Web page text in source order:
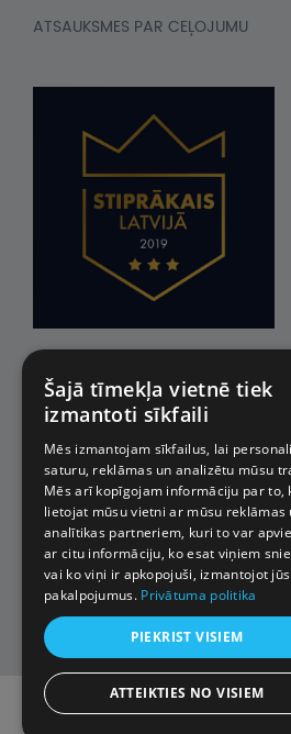
ATSAUKSMES PAR CEĻOJUMU
© 2026 Impro ceļojumi. Visas
tiesības aizsargātas.
Šajā tīmekļa vietnē tiek
izmantoti sīkfaili
Mēs izmantojam sīkfailus, lai
saturu, reklāmas un analizētu mūsu
Mēs arī kopīgojam informāciju par to,
lietojat mūsu vietni ar mūsu reklāmas
analītikas partneriem, kuri to var
ar citu informāciju, ko esat viņiem
vai ko viņi ir apkopojuši, izmantojot
pakalpojumus. Privātuma politika
PIEKRIST VISIEM
ATTEIKTIES NO VISIEM